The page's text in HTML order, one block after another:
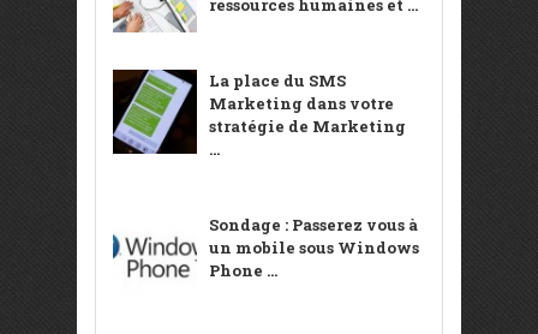
ressources humaines et ...
La place du SMS
Marketing dans votre
stratégie de Marketing
...
Sondage : Passerez vous à
un mobile sous Windows
Phone ...